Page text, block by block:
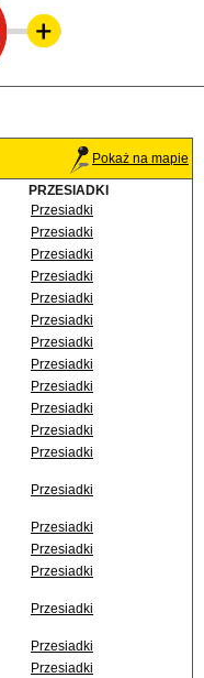
Pokaż na mapie
PRZESIADKI
Przesiadki
Przesiadki
Przesiadki
Przesiadki
Przesiadki
Przesiadki
Przesiadki
Przesiadki
Przesiadki
Przesiadki
Przesiadki
Przesiadki
Przesiadki
Przesiadki
Przesiadki
Przesiadki
Przesiadki
Przesiadki
Przesiadki